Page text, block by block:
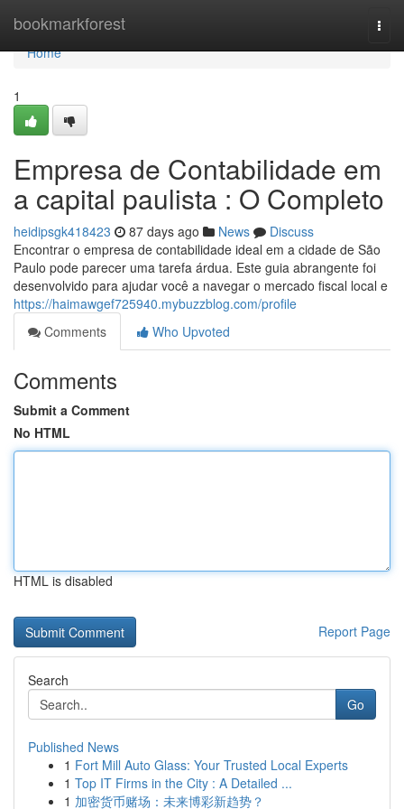
bookmarkforest
Home
Home
1
Empresa de Contabilidade em
a capital paulista : O Completo
heidipsgk418423 87 days ago News
Discuss
Encontrar o empresa de contabilidade ideal em a cidade de São
Paulo pode parecer uma tarefa árdua. Este guia abrangente foi
desenvolvido para ajudar você a navegar o mercado fiscal local e
https://haimawgef725940.mybuzzblog.com/profile
Comments
Who Upvoted
Comments
Submit a Comment
No HTML
HTML is disabled
Report Page
Search
Go
Published News
1 Fort Mill Auto Glass: Your Trusted Local Experts
1 Top IT Firms in the City : A Detailed ...
1 加密货币赌场：未来博彩新趋势？